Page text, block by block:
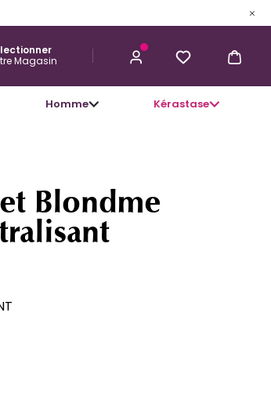
Magasin
Homme Kérastase
20,42 €J’ACHÈTE
Blondme